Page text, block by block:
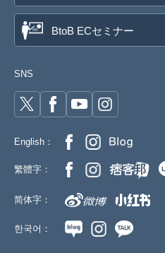
BtoB ECセミナー
SNS
English：
繁體字：
简体字：
한국어：